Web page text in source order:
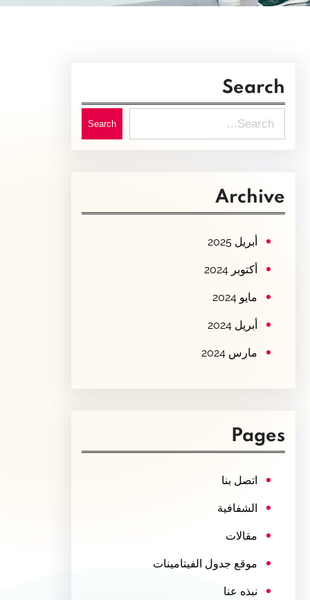
Search
e
c
Search
Archive
أبريل 2025
أكتوبر 2024
مايو 2024
أبريل 2024
مارس 2024
Pages
اتصل بنا
الشفافية
مقالات
موقع جدول الفيتامينات
نبذه عنا